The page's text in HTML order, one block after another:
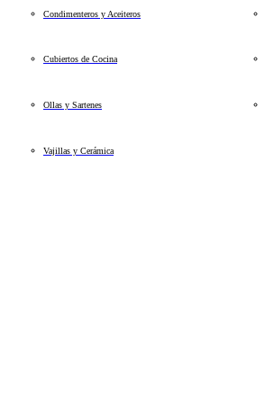
Condimenteros y Aceiteros
Cubiertos de Cocina
Ollas y Sartenes
Vajillas y Cerámica